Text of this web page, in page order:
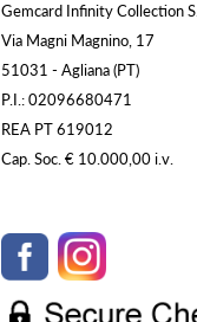
Gemcard Infinity Collection
Via Magni Magnino, 17
51031 - Agliana (PT)
P.I.: 02096680471
REA PT 619012
Cap. Soc. € 10.000,00 i.v.